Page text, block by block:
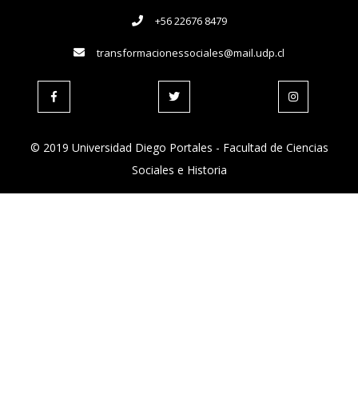
+56 22676 8479
transformacionessociales@mail.udp.cl
© 2019 Universidad Diego Portales - Facultad de Ciencias
Sociales e Historia